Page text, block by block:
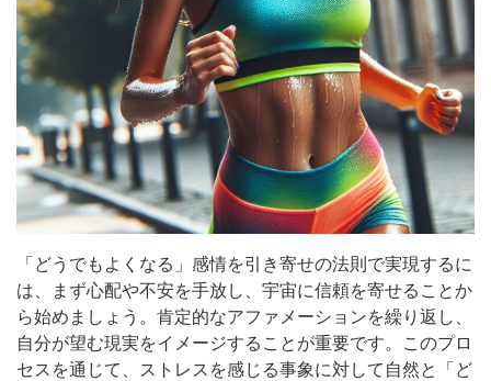
「どうでもよくなる」感情を引き寄せの法則で実現するに
は、まず心配や不安を手放し、宇宙に信頼を寄せることか
ら始めましょう。肯定的なアファメーションを繰り返し、
自分が望む現実をイメージすることが重要です。このプロ
セスを通じて、ストレスを感じる事象に対して自然と「ど